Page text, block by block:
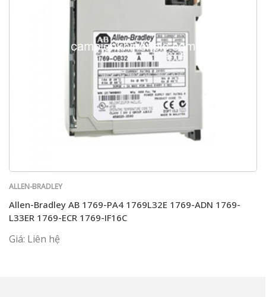
ALLEN-BRADLEY
Allen-Bradley AB 1769-PA4 1769L32E 1769-ADN 1769-
L33ER 1769-ECR 1769-IF16C
Giá: Liên hệ